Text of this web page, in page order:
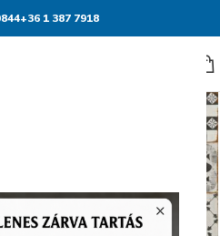
+36 1 387 7918